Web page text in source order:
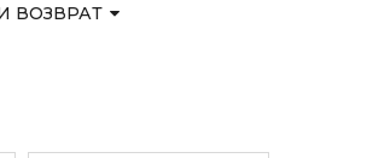
ВОЗВРАТ